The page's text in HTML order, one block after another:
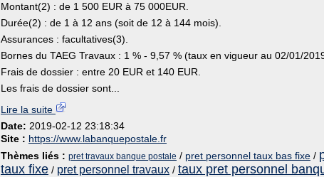
Montant(2) : de 1 500 EUR à 75 000EUR.
Durée(2) : de 1 à 12 ans (soit de 12 à 144 mois).
Assurances : facultatives(3).
Bornes du TAEG Travaux : 1 % - 9,57 % (taux en vigueur au 02/01/
Frais de dossier : entre 20 EUR et 140 EUR.
Les frais de dossier sont...
Lire la suite
Date: 2019-02-12 23:18:34
Site : https://www.labanquepostale.fr
Thèmes liés : pret travaux banque postale / pret personnel taux bas fixe /
taux fixe / pret personnel travaux / taux pret personnel